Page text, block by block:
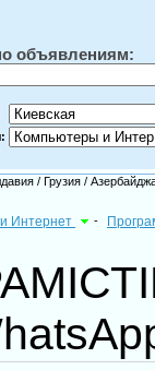
объявлениям:
/ Грузия /
Интернет -